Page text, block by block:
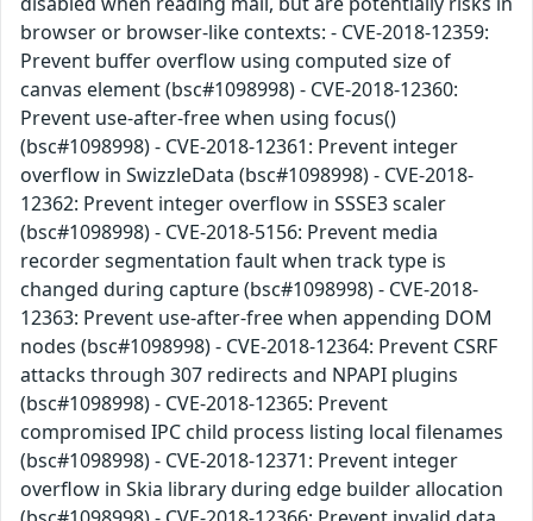
browser or browser-like contexts: - CVE-2018-12359:
Prevent buffer overflow using computed size of
canvas element (bsc#1098998) - CVE-2018-12360:
Prevent use-after-free when using focus()
(bsc#1098998) - CVE-2018-12361: Prevent integer
overflow in SwizzleData (bsc#1098998) - CVE-2018-
12362: Prevent integer overflow in SSSE3 scaler
(bsc#1098998) - CVE-2018-5156: Prevent media
recorder segmentation fault when track type is
changed during capture (bsc#1098998) - CVE-2018-
12363: Prevent use-after-free when appending DOM
nodes (bsc#1098998) - CVE-2018-12364: Prevent CSRF
attacks through 307 redirects and NPAPI plugins
(bsc#1098998) - CVE-2018-12365: Prevent
compromised IPC child process listing local filenames
(bsc#1098998) - CVE-2018-12371: Prevent integer
overflow in Skia library during edge builder allocation